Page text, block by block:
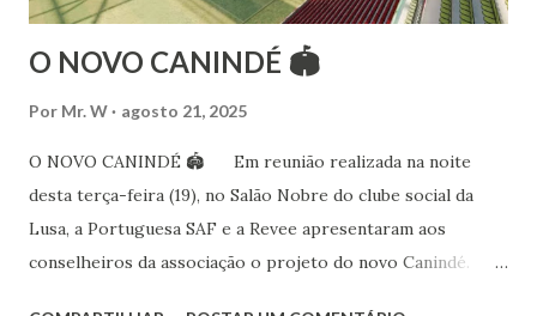
O NOVO CANINDÉ 🏟
Por Mr. W agosto 21, 2025
O NOVO CANINDÉ 🏟 Em reunião realizada na noite
desta terça-feira (19), no Salão Nobre do clube social da
Lusa, a Portuguesa SAF e a Revee apresentaram aos
conselheiros da associação o projeto do novo Canindé.